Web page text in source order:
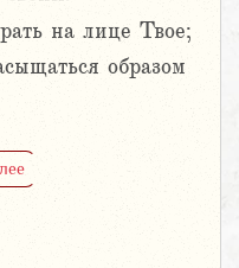
на лице Твое;
образом